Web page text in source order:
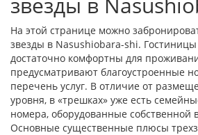
На этой странице можно
звезды в Nasushiobara-shi. Гостиницы
достаточно комфортны для
предусматривают благоустроенные
перечень услуг. В отличие от
уровня, в «трешках» уже есть
номера, оборудованные собственной
Основные существенные плюсы